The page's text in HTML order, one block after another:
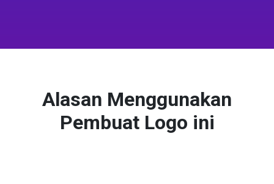
Alasan Menggunakan
Pembuat Logo ini